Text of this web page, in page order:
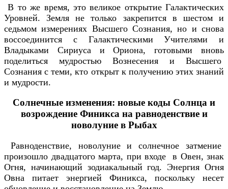
В то же время, это великое открытие Галактических
Уровней. Земля не только закрепится в шестом и
седьмом измерениях Высшего Сознания, но и снова
воссоединится с Галактическими Учителями и
Владыками Сириуса и Ориона, готовыми вновь
поделиться мудростью Вознесения и Высшего
Сознания с теми, кто открыт к получению этих знаний
и мудрости.
Солнечные изменения: новые коды Солнца и
возрождение Финикса на равноденствие и
новолуние в Рыбах
Равноденствие, новолуние и солнечное затмение
произошло двадцатого марта, при входе в Овен, знак
Огня, начинающий зодиакальный год. Энергия Огня
Овна питает энергией Финикса, поскольку несет